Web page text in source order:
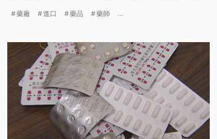
高，甚至不排除退出台灣市場，造成缺藥危機。
藥廠 進口 藥品 藥師 ...